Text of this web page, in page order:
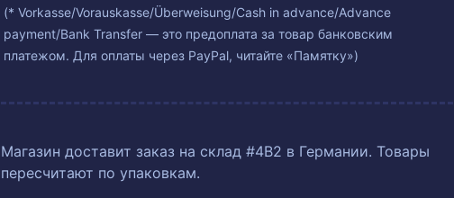
(* Vorkasse/Vorauskasse/Überweisung/Cash in advance/Advance
payment/Bank Transfer — это предоплата за товар банковским
платежом. Для оплаты через PayPal, читайте «Памятку»)
Магазин доставит заказ на склад #4B2 в Германии. Товары
пересчитают по упаковкам.